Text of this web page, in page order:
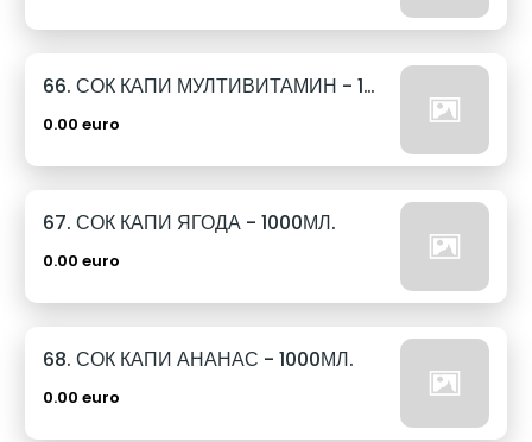
66. СОК КАПИ МУЛТИВИТАМИН - 1000МЛ.
0.00 euro
67. СОК КАПИ ЯГОДА - 1000МЛ.
0.00 euro
68. СОК КАПИ АНАНАС - 1000МЛ.
0.00 euro